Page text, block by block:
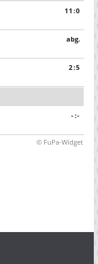
11:0
abg.
2:5
-:-
© FuPa-Widget